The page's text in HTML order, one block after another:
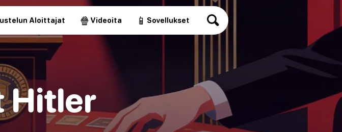
Aloittajat 🍿 Videoita 📱 Sovellukset
Hitler